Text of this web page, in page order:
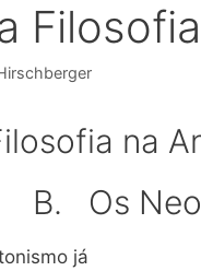
na
B. Os
já